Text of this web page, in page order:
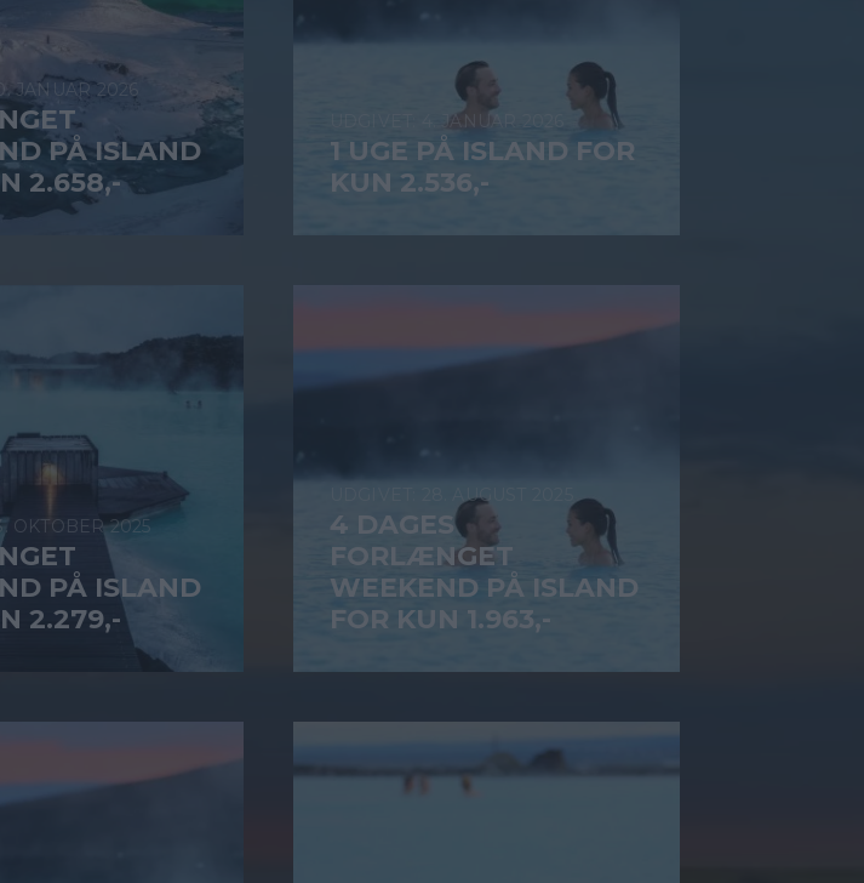
JANUAR 2026
PÅ ISLAND
2.658,-
4. JANUAR 2026
1 UGE PÅ ISLAND FOR
KUN 2.536,-
OKTOBER 2025
PÅ ISLAND
2.279,-
28. AUGUST 2025
4 DAGES
FORLÆNGET
WEEKEND PÅ ISLAND
FOR KUN 1.963,-